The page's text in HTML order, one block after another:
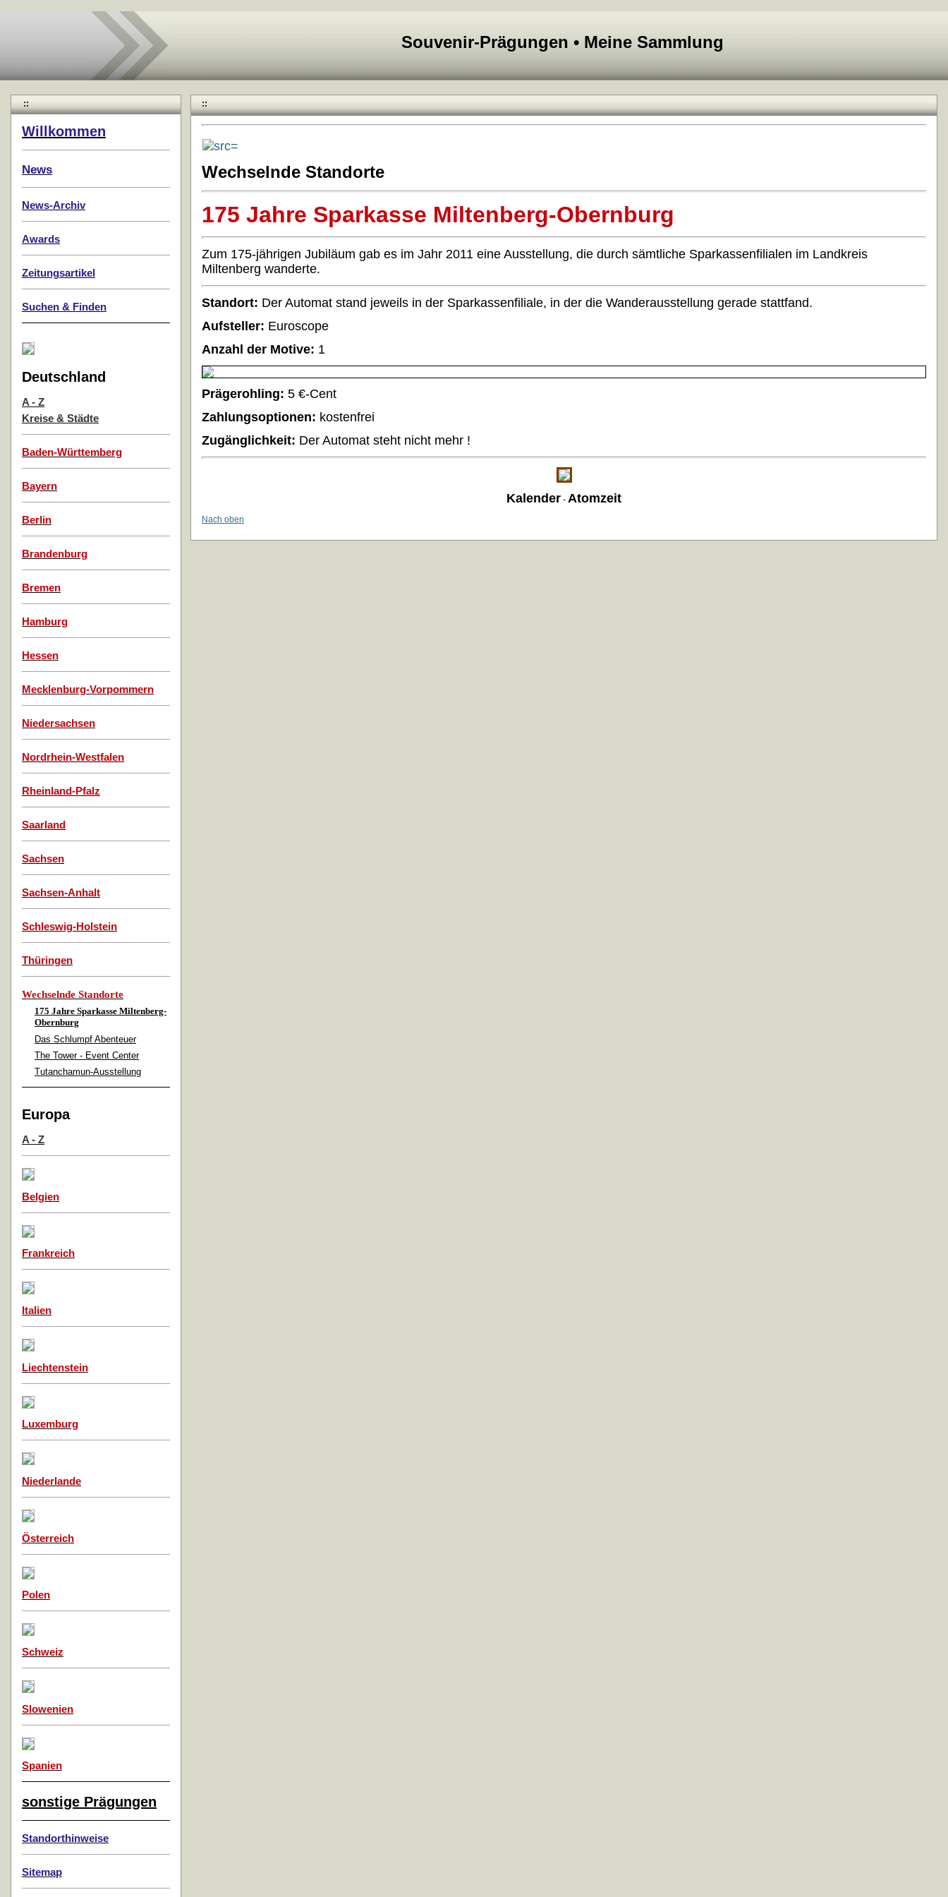
Souvenir-Prägungen • Meine Sammlung
::
Willkommen
News
News-Archiv
Awards
Zeitungsartikel
Suchen & Finden
Deutschland
A - Z
Kreise & Städte
Baden-Württemberg
Bayern
Berlin
Brandenburg
Bremen
Hamburg
Hessen
Mecklenburg-Vorpommern
Niedersachsen
Nordrhein-Westfalen
Rheinland-Pfalz
Saarland
Sachsen
Sachsen-Anhalt
Schleswig-Holstein
Thüringen
Wechselnde Standorte
175 Jahre Sparkasse Miltenberg-
Obernburg
Das Schlumpf Abenteuer
The Tower - Event Center
Tutanchamun-Ausstellung
Europa
A - Z
Belgien
Frankreich
Italien
Liechtenstein
Luxemburg
Niederlande
Österreich
Polen
Schweiz
Slowenien
Spanien
sonstige Prägungen
Standorthinweise
Sitemap
::
Wechselnde Standorte
175 Jahre Sparkasse Miltenberg-Obernburg
Zum 175-jährigen Jubiläum gab es im Jahr 2011 eine Ausstellung, die durch sämtliche Sparkassenfilialen im Landkreis
Miltenberg wanderte.
Standort: Der Automat stand jeweils in der Sparkassenfiliale, in der die Wanderausstellung gerade stattfand.
Aufsteller: Euroscope
Anzahl der Motive: 1
Prägerohling: 5 €-Cent
Zahlungsoptionen: kostenfrei
Zugänglichkeit: Der Automat steht nicht mehr !
Kalender - Atomzeit
Nach oben